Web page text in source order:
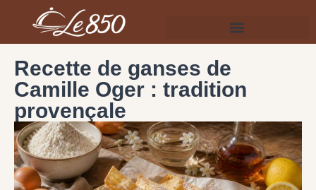
Recette de ganses de
Camille Oger : tradition
provençale